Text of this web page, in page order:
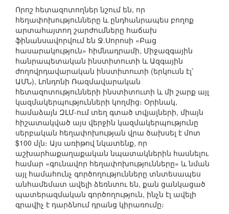
Որոշ հետազոտողներ նշում են, որ
հեղափոխությունները և ընդհանրապես բողոք
արտահայտող շարժումները հաճախ
ֆինանսավորվում են Ջ.Սորոսի «Բաց
հասարակություն» հիմնադրամի, Միջազգային
հանրապետական ինստիտուտի և Ազգային
ժողովրդավարական ինստիտուտի (երկուսն էլ՝
ԱՄՆ), Լոնդոնի Ռազմավարական
հետազոտությունների ինստիտուտի և մի շարք այլ
կազմակերպությունների կողմից։ Օրինակ,
համաձայն ԶԼՄ-ում տեղ գտած տվյալների, միայն
հիշատակված այս վերջին կազմակերպությունը
սերբական հեղափոխության վրա ծախսել է մոտ
$100 մլն։ Այս առիթով նկատենք, որ
աշխարհաքաղաքական նպատակներին հասնելու
համար «գունավոր հեղափոխությունները» և նման
այլ համահունչ գործողությունները տնտեսապես
անհամեմատ ավելի ձեռնտու են, քան ցանկացած
պատերազմական գործողություն, ինչն էլ ավելի
գրավիչ է դարձնում դրանց կիրառումը։